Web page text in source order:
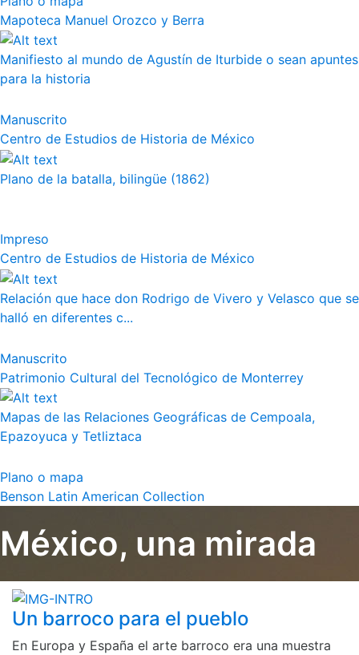
Mapoteca Manuel Orozco y Berra
Manifiesto al mundo de Agustín de Iturbide o sean apuntes
para la historia
Manuscrito
Centro de Estudios de Historia de México
Plano de la batalla, bilingüe (1862)
Impreso
Centro de Estudios de Historia de México
Relación que hace don Rodrigo de Vivero y Velasco que se
halló en diferentes c...
Manuscrito
Patrimonio Cultural del Tecnológico de Monterrey
Mapas de las Relaciones Geográficas de Cempoala,
Epazoyuca y Tetliztaca
Plano o mapa
Benson Latin American Collection
México, una mirada
Un barroco para el pueblo
En Europa y España el arte barroco era una muestra